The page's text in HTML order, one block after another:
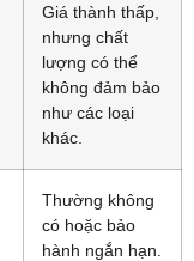
Giá thành thấp,
nhưng chất
lượng có thể
không đảm bảo
như các loại
khác.
Thường không
có hoặc bảo
hành ngắn hạn.